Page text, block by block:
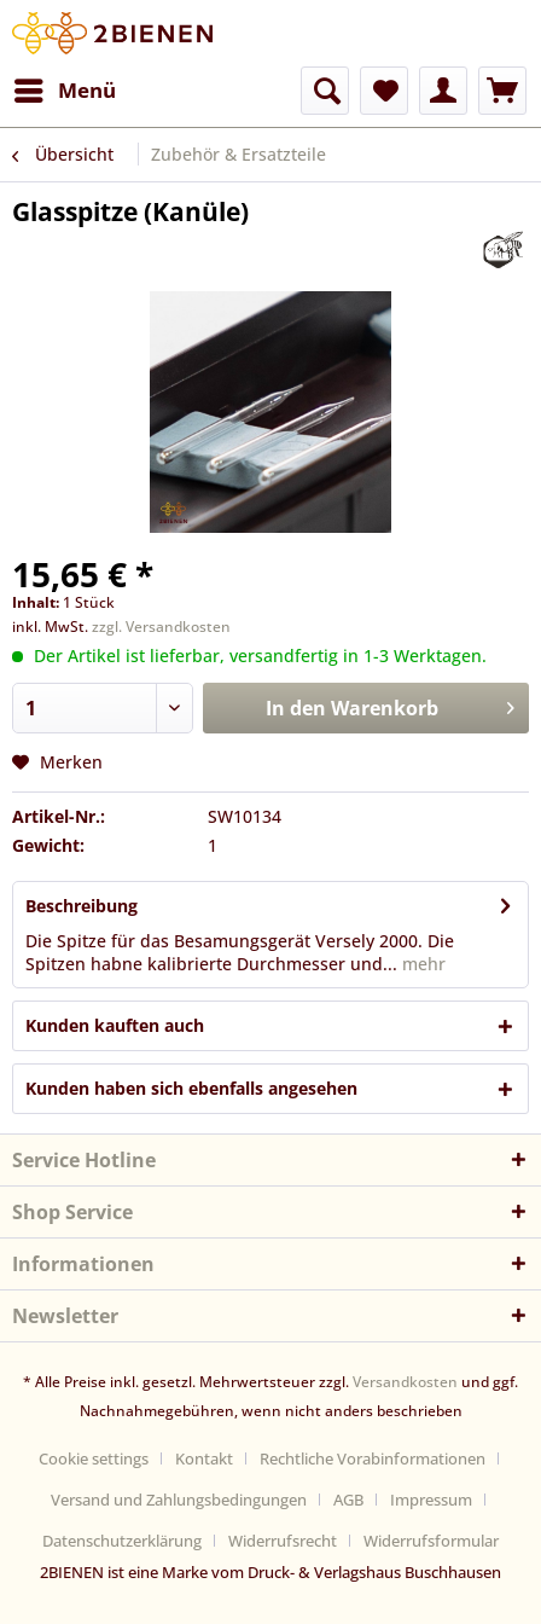
Menü
Übersicht Zubehör & Ersatzteile
Glasspitze (Kanüle)
15,65 € *
Inhalt: 1 Stück
inkl. MwSt.zzgl. Versandkosten
Der Artikel ist lieferbar, versandfertig in 1-3 Werktagen.
In den Warenkorb
Merken
Artikel-Nr.:
SW10134
Gewicht:
1
Beschreibung
Die Spitze für das Besamungsgerät Versely 2000. Die
Spitzen habne kalibrierte Durchmesser und... mehr
Kunden kauften auch
Kunden haben sich ebenfalls angesehen
Service Hotline
Shop Service
Informationen
Newsletter
* Alle Preise inkl. gesetzl. Mehrwertsteuer zzgl.Versandkosten und ggf.
Nachnahmegebühren, wenn nicht anders beschrieben
Cookie settings Kontakt
Rechtliche Vorabinformationen
Versand und Zahlungsbedingungen
AGB
Impressum
Datenschutzerklärung
Widerrufsrecht
Widerrufsformular
2BIENEN ist eine Marke vom Druck- & Verlagshaus Buschhausen